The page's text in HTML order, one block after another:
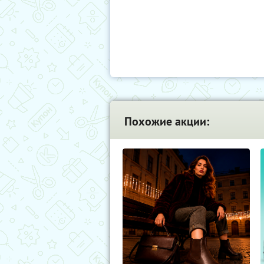
Похожие акции: